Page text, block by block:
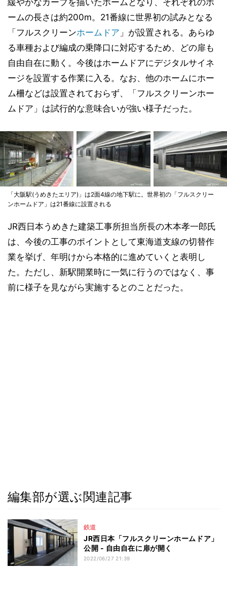
ームの長さは約200m。21番線に世界初の試みとなる
「フルスクリーンホームドア 」が設置される。あらゆ
る車種および編成の乗降口に対応するため、どの扉も
自由自在に動く。今後はホームドアにデジタルサイネ
ージを設置する作業に入る。なお、他のホームにホー
ム柵などは設置されておらず、「フルスクリーンホー
ムドア」は試行的な意味合いが強い様子だった。
「大阪駅(うめきたエリア)」は2面4線の地下駅に。世界初の「フルスクリー
ンホームドア」は21番線に設置される
JR西日本うめきた建築工事所担当所長の木本孝一郎氏
は、今後の工事のポイントとして東海道支線の切替作
業を挙げ、年明けから本格的に進めていくと表明し
た。ただし、新駅開業時に一気に行うのではなく、事
前に様子を見ながら実施するとのことだった。
編集部が選ぶ関連記事
鉄道
JR西日本「フルスクリーンホームドア」
公開 - 自由自在に扉が開く
2022/06/27 21:39